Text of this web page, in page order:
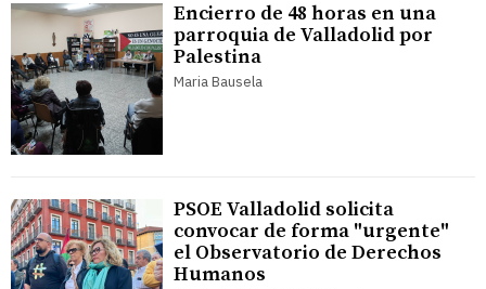
Encierro de 48 horas en una
parroquia de Valladolid por
Palestina
Maria Bausela
PSOE Valladolid solicita
convocar de forma "urgente"
el Observatorio de Derechos
Humanos